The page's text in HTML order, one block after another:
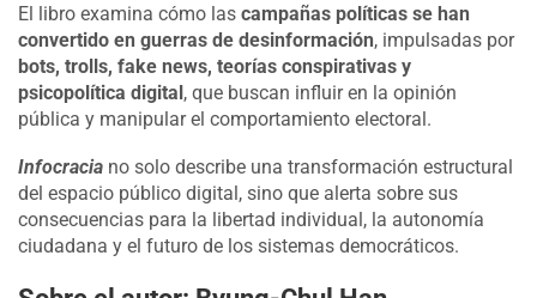
El libro examina cómo las campañas políticas se han
convertido en guerras de desinformación, impulsadas por
bots, trolls, fake news, teorías conspirativas y
psicopolítica digital, que buscan influir en la opinión
pública y manipular el comportamiento electoral.
Infocracia no solo describe una transformación estructural
del espacio público digital, sino que alerta sobre sus
consecuencias para la libertad individual, la autonomía
ciudadana y el futuro de los sistemas democráticos.